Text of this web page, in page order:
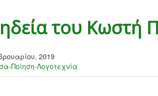
του Κωστή
2019
Ποίηση-Λογοτεχνία